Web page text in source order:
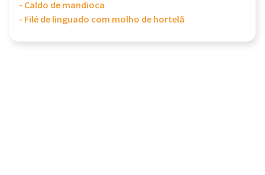
- Caldo de mandioca
- Filé de linguado com molho de hortelã